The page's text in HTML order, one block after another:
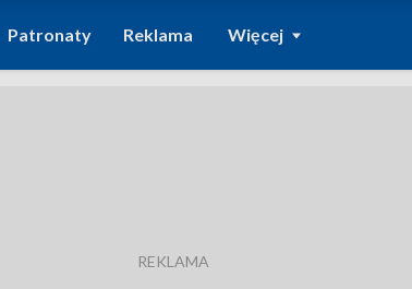
Patronaty Reklama Więcej